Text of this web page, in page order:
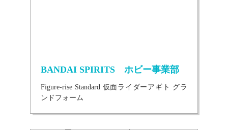
BANDAI SPIRITS ホビー事業部
Figure-rise Standard 仮面ライダーアギト グラ
ンドフォーム